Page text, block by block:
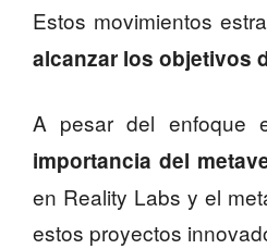
Estos movimientos
alcanzar los objetivos
A pesar del
importancia del
en Reality Labs y el
estos proyectos